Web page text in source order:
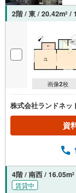
2階 / 東 / 20.42m2 /
画像2枚
株式会社ランドネ
資
4階 / 南西 / 16.05m2
賃貸中